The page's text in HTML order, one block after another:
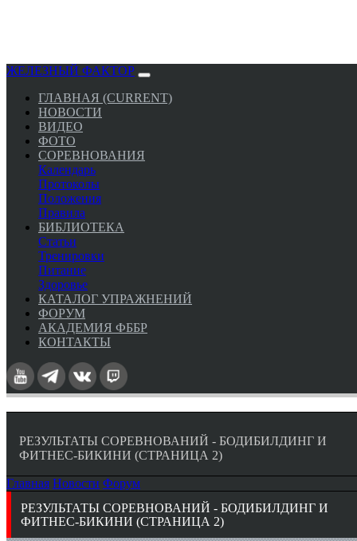
ЖЕЛЕЗНЫЙ ФАКТОР
ГЛАВНАЯ (CURRENT)
НОВОСТИ
ВИДЕО
ФОТО
СОРЕВНОВАНИЯ
Календарь
Протоколы
Положения
Правила
БИБЛИОТЕКА
Статьи
Тренировки
Питание
Здоровье
КАТАЛОГ УПРАЖНЕНИЙ
ФОРУМ
АКАДЕМИЯ ФББР
КОНТАКТЫ
РЕЗУЛЬТАТЫ СОРЕВНОВАНИЙ - БОДИБИЛДИНГ И
ФИТНЕС-БИКИНИ (СТРАНИЦА 2)
Главная Новости Форум
РЕЗУЛЬТАТЫ СОРЕВНОВАНИЙ - БОДИБИЛДИНГ И
ФИТНЕС-БИКИНИ (СТРАНИЦА 2)